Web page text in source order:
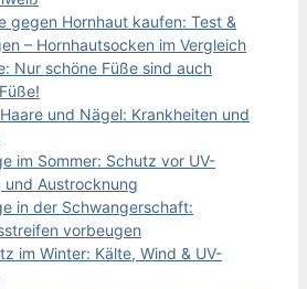
gegen Hornhaut kaufen: Test &
– Hornhautsocken im Vergleich
Nur schöne Füße sind auch
und Nägel: Krankheiten und
im Sommer: Schutz vor UV-
und Austrocknung
in der Schwangerschaft:
vorbeugen
im Winter: Kälte, Wind & UV-